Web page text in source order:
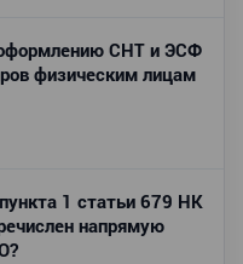
оформлению СНТ и ЭСФ
физическим лицам
1 статьи 679 НК
напрямую